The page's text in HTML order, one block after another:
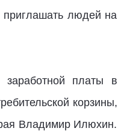
людей на
платы в
корзины,
Владимир Илюхин.